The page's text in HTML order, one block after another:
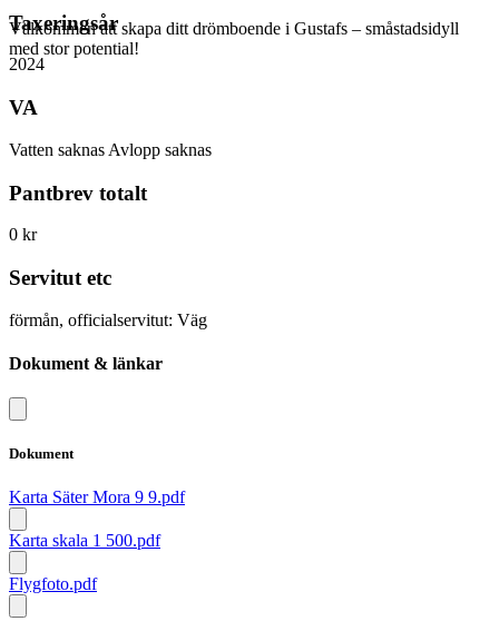
Välkommen att skapa ditt drömboende i Gustafs – småstadsidyll
med stor potential!
Taxeringsår
2024
VA
Vatten saknas Avlopp saknas
Pantbrev totalt
0 kr
Servitut etc
förmån, officialservitut: Väg
Dokument & länkar
Dokument
Karta Säter Mora 9 9.pdf
Karta skala 1 500.pdf
Flygfoto.pdf